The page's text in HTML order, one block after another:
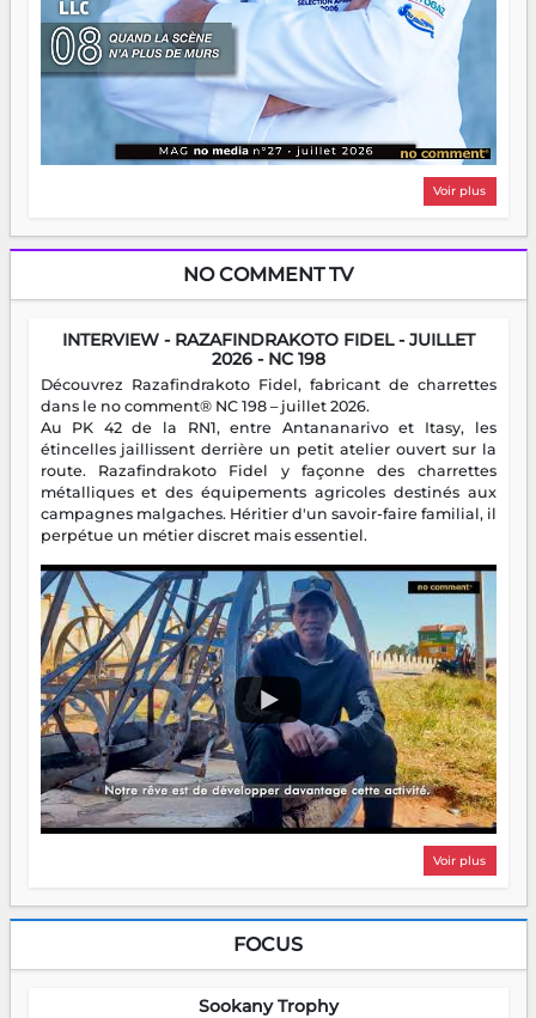
Voir plus
NO COMMENT TV
INTERVIEW - RAZAFINDRAKOTO FIDEL - JUILLET
2026 - NC 198
Découvrez Razafindrakoto Fidel, fabricant de charrettes
dans le no comment® NC 198 – juillet 2026.
Au PK 42 de la RN1, entre Antananarivo et Itasy, les
étincelles jaillissent derrière un petit atelier ouvert sur la
route. Razafindrakoto Fidel y façonne des charrettes
métalliques et des équipements agricoles destinés aux
campagnes malgaches. Héritier d'un savoir-faire familial, il
perpétue un métier discret mais essentiel.
Voir plus
FOCUS
Sookany Trophy